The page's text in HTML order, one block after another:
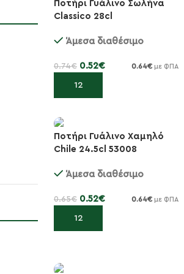
-30%
Ποτήρι Γυάλινο Σωλήνα
Classico 28cl
Άμεσα διαθέσιμο
0.74€ 0.52€ 0.64€ με ΦΠΑ
Προσθήκη στο καλάθι
-20%
Ποτήρι Γυάλινο Χαμηλό
Chile 24.5cl 53008
Άμεσα διαθέσιμο
0.65€ 0.52€ 0.64€ με ΦΠΑ
Προσθήκη στο καλάθι